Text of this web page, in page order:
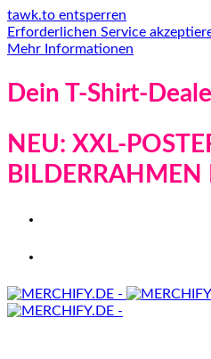
tawk.to entsperren
Erforderlichen Service
Mehr Informationen
Dein T-Shirt-
NEU: XXL-
BILDERRAHMEN